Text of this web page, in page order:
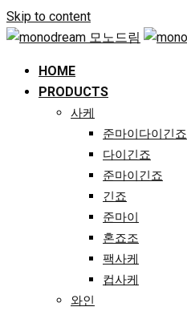
Skip to content
HOME
PRODUCTS
사케
준마이다이긴죠
다이긴죠
준마이긴죠
긴죠
준마이
혼죠조
팩사케
컵사케
와인